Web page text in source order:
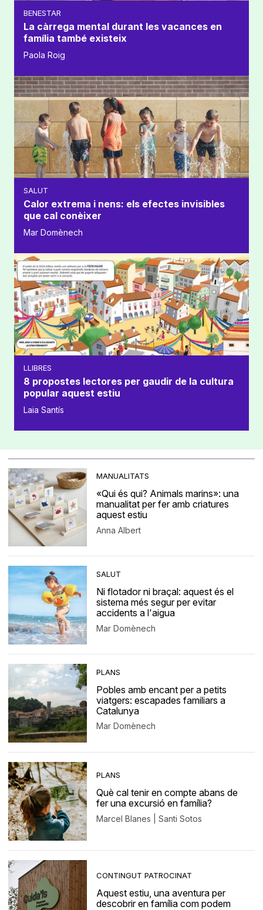
BENESTAR
La càrrega mental durant les vacances en
família també existeix
Paola Roig
SALUT
Calor extrema i nens: els efectes invisibles
que cal conèixer
Mar Domènech
LLIBRES
8 propostes lectores per gaudir de la cultura
popular aquest estiu
Laia Santís
MANUALITATS
«Qui és qui? Animals marins»: una
manualitat per fer amb criatures
aquest estiu
Anna Albert
SALUT
Ni flotador ni braçal: aquest és el
sistema més segur per evitar
accidents a l'aigua
Mar Domènech
PLANS
Pobles amb encant per a petits
viatgers: escapades familiars a
Catalunya
Mar Domènech
PLANS
Què cal tenir en compte abans de
fer una excursió en família?
Marcel Blanes | Santi Sotos
CONTINGUT PATROCINAT
Aquest estiu, una aventura per
descobrir en família com podem